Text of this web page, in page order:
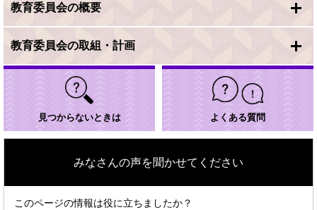
教育委員会の概要
教育委員会の取組・計画
見つからないときは よくある質問
みなさんの声を聞かせてください
このページの情報は役に立ちましたか？